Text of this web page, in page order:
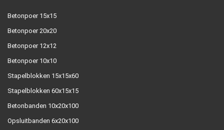
Betonpoer 15x15
Betonpoer 20x20
Betonpoer 12x12
Betonpoer 10x10
Stapelblokken 15x15x60
Stapelblokken 60x15x15
Betonbanden 10x20x100
Opsluitbanden 6x20x100